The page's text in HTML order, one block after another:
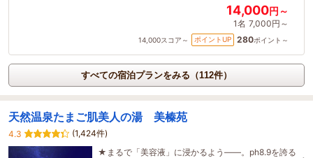
14,000円～
1名 7,000円～
14,000スコア～ ポイントUP 280ポイント～
すべての宿泊プランをみる（112件）
天然温泉たまご肌美人の湯 美榛苑
4.3
(1,424件)
★まるで「美容液」に浸かるよう――。ph8.9を誇る